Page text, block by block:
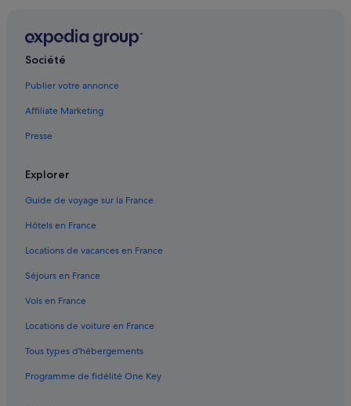
Boudy-De-Beauregard : hôtels
Cancon : hôtels Hôtels acceptant les animaux de compagnie
Cancon : hôtels Hôtels avec parking
Castillonnès : Complexes hôteliers
Château de Bridoire : hôtels à proximité
Château de Monbazillac : hôtels à proximité
Conne-De-Labarde : hôtels
Cours-De-Pile : hôtels
Société
Publier votre annonce
Affiliate Marketing
Presse
Explorer
Guide de voyage sur la France
Hôtels en France
Locations de vacances en France
Séjours en France
Vols en France
Locations de voiture en France
Tous types d'hébergements
Programme de fidélité One Key